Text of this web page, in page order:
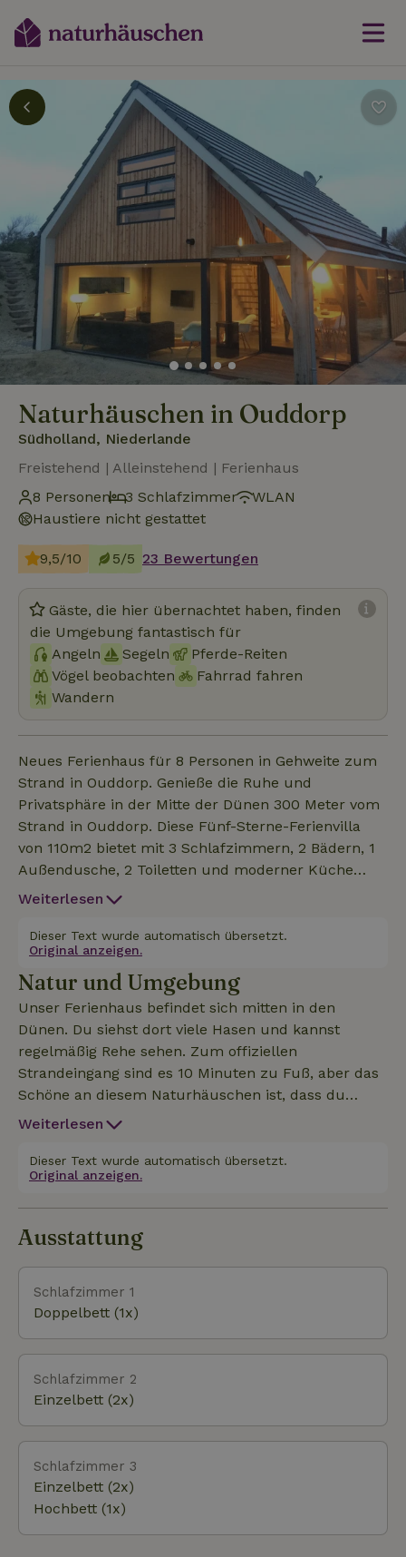
Naturhäuschen in Ouddorp
Südholland, Niederlande
Freistehend | Alleinstehend | Ferienhaus
8 Personen
3 Schlafzimmer
WLAN
Haustiere nicht gestattet
9,5/10 5/5 23 Bewertungen
Gäste, die hier übernachtet haben, finden
die Umgebung fantastisch für
Angeln
Segeln
Pferde-Reiten
Vögel beobachten
Fahrrad fahren
Wandern
Neues Ferienhaus für 8 Personen in Gehweite zum
Strand in Ouddorp. Genieße die Ruhe und
Privatsphäre in der Mitte der Dünen 300 Meter vom
Strand in Ouddorp. Diese Fünf-Sterne-Ferienvilla
von 110m2 bietet mit 3 Schlafzimmern, 2 Bädern, 1
Außendusche, 2 Toiletten und moderner Küche
allen Luxus und Komfort für 8 Personen. Diese
für 2 Familien geeignet. Das Naturhäuschen liegt
mitten im Naturschutzgebiet in der Nähe des
monumentalen Leuchtturms von Ouddorp. Als i-
Tüpfelchen verfügt dieses Ferienhaus über eine
freistehende Privatsauna auf dem höchsten Punkt
der Düne. Durch das Fenster dieser Zedernholz
Sauna hast du einen fantastischen Blick über das
Dünental. Bei Lounge-Musik und beruhigendem
nach einem schönen Urlaubstag. Nach dem
Saunagang (oder nach einem schönen Tag am
Strand) kannst du dich unter der Außendusche
Weiterlesen
Dieser Text wurde automatisch übersetzt.
Original anzeigen.
Natur und Umgebung
Unser Ferienhaus befindet sich mitten in den
Dünen. Du siehst dort viele Hasen und kannst
regelmäßig Rehe sehen. Zum offiziellen
Strandeingang sind es 10 Minuten zu Fuß, aber das
Schöne an diesem Naturhäuschen ist, dass du
einen privaten Weg hast, der direkt zur Nordsee
quer durch das Naturschutzgebiet stehst du mit
den Füßen im Wasser. Wenn es windig ist, findest du
Schutz in einer der vielen verlassenen
Dünenmulden. Der Strand ist breit, sauber und
ruhig; es gibt keine Strandpavillons. Wenn du es
belebter wünschst, findest du etwas weiter die
Straße hinunter einige Strandbars und gute
Restaurants. Der Nordseestrand in der Nähe des
Leuchtturms ist als Familien-/Sportstrand
ausgewiesen, was bedeutet, dass Surfen und Kiten
erlaubt sind und Hunde tagsüber an der Leine
geführt werden müssen.
Weiterlesen
Dieser Text wurde automatisch übersetzt.
Original anzeigen.
Ausstattung
Schlafzimmer 1
Doppelbett (1x)
Schlafzimmer 2
Einzelbett (2x)
Schlafzimmer 3
Einzelbett (2x)
Hochbett (1x)